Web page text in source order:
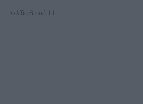
Σελίδα 8 από 11